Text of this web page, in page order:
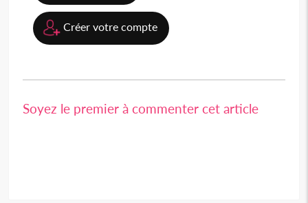
Créer votre compte
Soyez le premier à commenter cet article